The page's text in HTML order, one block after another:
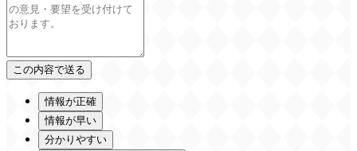
情報が正確
情報が早い
分かりやすい